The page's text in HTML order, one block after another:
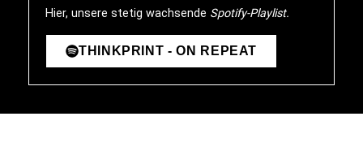
Hier, unsere stetig wachsende Spotify-Playlist.
THINKPRINT - ON REPEAT